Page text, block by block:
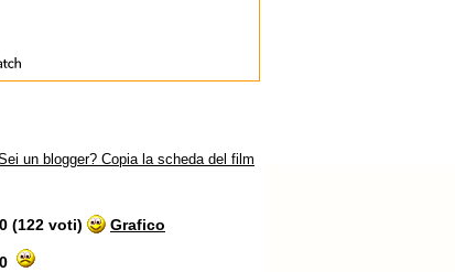
un blogger? Copia la scheda del film
(122 voti) Grafico